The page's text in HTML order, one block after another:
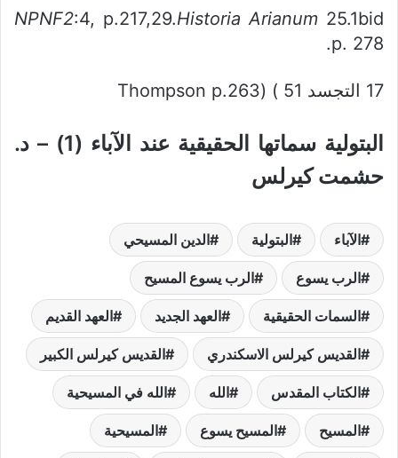
NPNF2:4, p.217,29.Historia Arianum 25.1bid
p. 278.
17 التجسد 51 ) (Thompson p.263
البتولية سماتها الحقيقية عند الآباء (1) – د.
حشمت كيرلس
الآباء البتولية الدين المسيحي
الرب يسوع الرب يسوع المسيح
السمات الحقيقية العهد الجديد العهد القديم
القديس كيرلس الاسكندري القديس كيرلس الكبير
الكتاب المقدس الله الله في المسيحية
المسيح المسيح يسوع المسيحية